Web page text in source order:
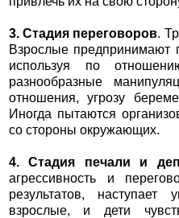
3. Стадия переговоров.
Взрослые предпринимают
используя по
разнообразные
отношения, угрозу
Иногда пытаются
со стороны окружающих.
4. Стадия печали и
агрессивность и
результатов, наступает
взрослые, и дети